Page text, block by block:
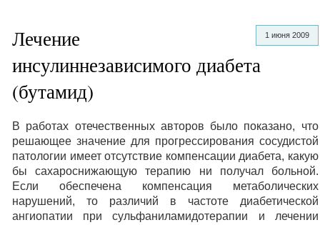
1 июня 2009
Лечение
инсулиннезависимого диабета
(бутамид)
В работах отечественных авторов было показано, что
решающее значение для прогрессирования сосудистой
патологии имеет отсутствие компенсации диабета, какую
бы сахароснижающую терапию ни получал больной.
Если обеспечена компенсация метаболических
нарушений, то различий в частоте диабетической
ангиопатии при сульфаниламидотерапии и лечении